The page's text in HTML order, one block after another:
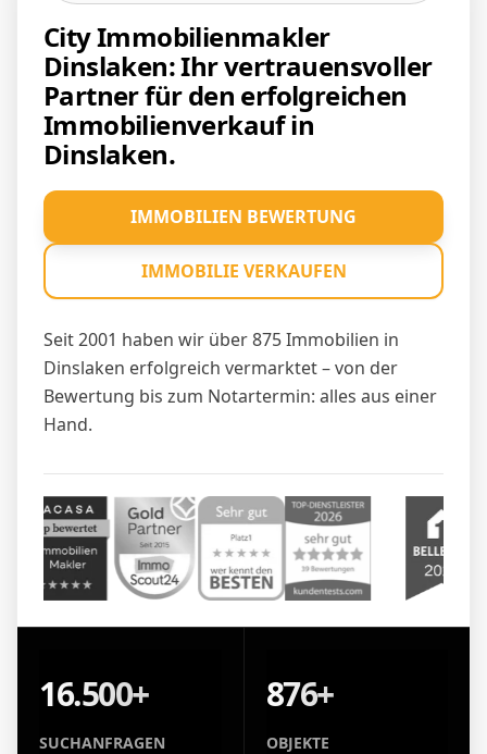
City Immobilienmakler
Dinslaken: Ihr vertrauensvoller
Partner für den erfolgreichen
Immobilienverkauf in
Dinslaken.
Seit 2001 haben wir über 875 Immobilien in
Dinslaken erfolgreich vermarktet – von der
Bewertung bis zum Notartermin: alles aus einer
Hand.
IMMOBILIEN BEWERTUNG
IMMOBILIE VERKAUFEN
16.500+
SUCHANFRAGEN
876+
OBJEKTE